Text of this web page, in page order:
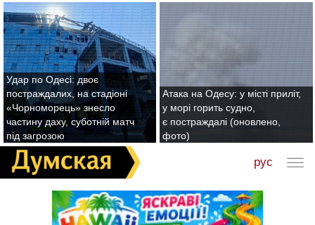
Удар по Одесі: двоє
постраждалих, на стадіоні
«Чорноморець» знесло
частину даху, суботній матч
під загрозою
Атака на Одесу: у місті приліт,
у морі горить судно,
є постраждалі (оновлено,
фото)
рус